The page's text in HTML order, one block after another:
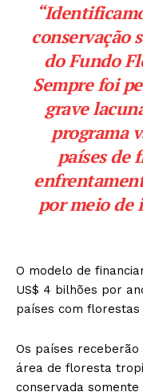
conservação
do Fundo
Sempre foi
grave
programa
países de
por meio de
O modelo de
US$ 4 bilhões por
países com florestas
Os países
área de floresta
conservada